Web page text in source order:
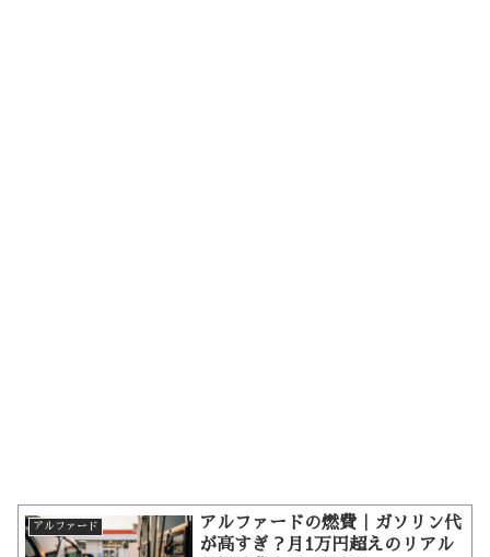
アルファード
アルファードの燃費｜ガソリン代
が高すぎ？月1万円超えのリアル